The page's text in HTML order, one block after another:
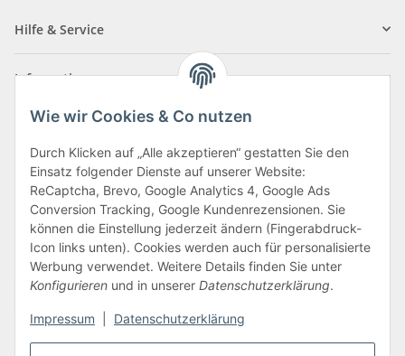
Wie wir Cookies & Co nutzen
Durch Klicken auf „Alle akzeptieren“ gestatten Sie den
Einsatz folgender Dienste auf unserer Website:
ReCaptcha, Brevo, Google Analytics 4, Google Ads
Conversion Tracking, Google Kundenrezensionen. Sie
können die Einstellung jederzeit ändern (Fingerabdruck-
Icon links unten). Cookies werden auch für personalisierte
Werbung verwendet. Weitere Details finden Sie unter
Konfigurieren und in unserer Datenschutzerklärung.
Impressum Datenschutzerklärung
Hilfe & Service
Informationen
Zahlungsarten
Vertrag widerrufen